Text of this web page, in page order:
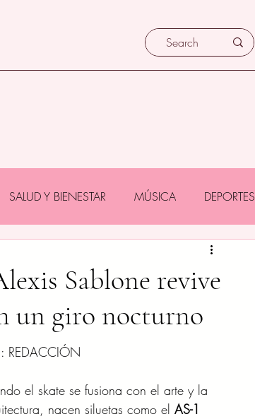
SALUD Y BIENESTAR MÚSICA DEPORTES
Sablone revive
un giro nocturno
REDACCIÓN
el skate se fusiona con el arte y la
nacen siluetas como el AS-1